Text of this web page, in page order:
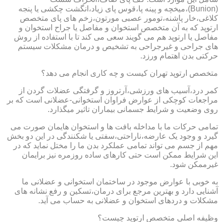
(Bunion)،میخچه و پینه پا،قوس پای زیاد،انگشت چکشی یا پنجه
کلاغی،خار پاشنه،تومور عصبی مورتون،زخم های پای متخصص
ارتوپد که به آن متخصص استخوان و مفاصل یا جراح استخوان و
مفاصل یا ارتوپد هم می گویند سعی می کند تا با استفاده از روش
های جراحی و غیرجراحی به تشخیص و درمان مشکلات سیستم
حرکتی بدن اهتمام ورزد.
متخصص ارتوپد تهران کیست و چه کاری انجام می دهد؟
کمر درد،آسیب های ورزشی،آرتروز و گرفتگی عضلات گردن از
مراجعات کوچکی از عوارض فراوان استخوانی-عضلانی است که بر
روی وضعیت و شرایط جسمانی بیماران تاثیر میگذارد.
تمامی حرکات ما با مداخله بافت ها و استخوان هایمان صورت می
گیرد و وجود یک عارضه،ناراحتی،سفتی یا شکنندگی در این دو بخش
مهم از جسم می تواند تمامی عملکرد بدن ما را مختل نماید که در
این شرایط ممکن است حتی کارهای ساده روزمره نیز برایمان
غیرممکن شود.
به خوبی با عوارض موجود در ساختمان استخوانی و عضلانی ما
آشنایی دارد و بهترین مرجع برای درمان،تسکین و رفع نشانه های
مشکلات و دردهای استخوان و عضلانی به حساب می آید.
وظیفه اصلی متخصص ارتوپد چیست؟